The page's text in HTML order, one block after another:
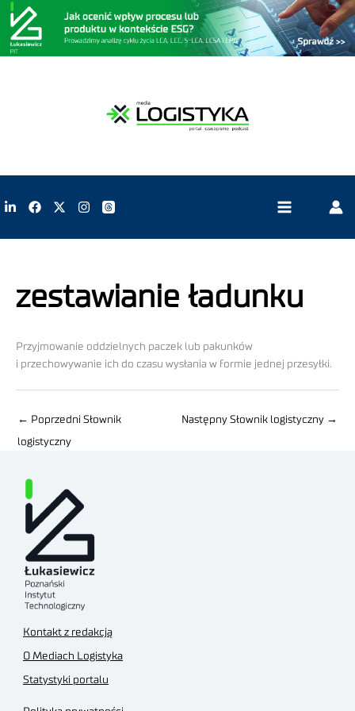
zestawianie ładunku
Przyjmowanie oddzielnych paczek lub pakunków
i przechowywanie ich do czasu wysłania w formie jednej przesyłki.
← Poprzedni Słownik
logistyczny
Następny Słownik logistyczny →
Kontakt z redakcją
O Mediach Logistyka
Statystyki portalu